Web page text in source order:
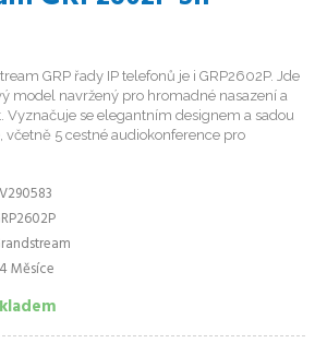
GRP řady IP telefonů je i GRP2602P. Jde
model navržený pro hromadné nasazení a
Vyznačuje se elegantním designem a sadou
včetně 5 cestné audiokonference pro
Měsíce